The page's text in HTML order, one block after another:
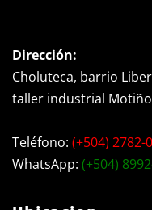
Choluteca, barrio
taller industrial Motiño.